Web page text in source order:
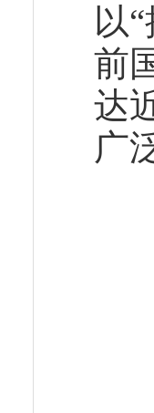
以
前
达
广